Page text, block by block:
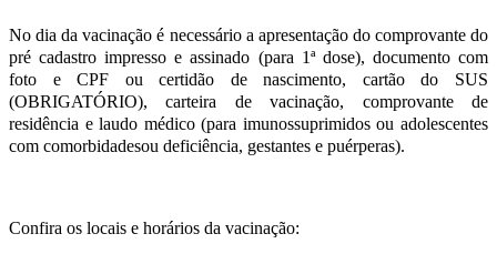
No dia da vacinação é necessário a apresentação do comprovante do
pré cadastro impresso e assinado (para 1ª dose), documento com
foto e CPF ou certidão de nascimento, cartão do SUS
(OBRIGATÓRIO), carteira de vacinação, comprovante de
residência e laudo médico (para imunossuprimidos ou adolescentes
com comorbidadesou deficiência, gestantes e puérperas).
Confira os locais e horários da vacinação: